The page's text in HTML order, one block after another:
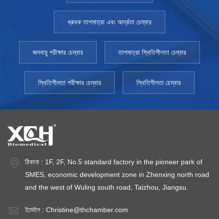
এবং নমুনাগুলি সংরক্ষণ বা ঠান্ডা করার জন্য আদর্শ। কিভাবে একটি মেডিকেল
সঞ্চয় করতে যাচ্ছেন তার জন্য আদর্শ তাপমাত্রা পরিসীমা বুঝুন। বিভিন্ন নমুনা,
ভ্যাকসিন এবং সরঞ্জামের জন্য বিভিন্ন তাপমাত্রা প্রয়োজন। সম্ভাব্য তাপমাত্রার
পার্থক্য যত কম হবে, রেফ্রিজারেটরের তাপমাত্রা নিয়ন্ত্রণ তত বেশি স্থিতিশীল হবে।
স্টোরেজ ডিজাইন তাপমাত্রা নিয়ন্ত্রিত মেডিসিন স্টোরেজ রেফ্রিজারেটরের জন্য
নমুনাগুলি সংরক্ষণ করেন তবে আপনার বড় পাত্রে সংরক্ষণ করার চেয়ে আলাদা ডিজাইনের
তাপমাত্রা মনিটর একটি মেডিকেল রেফ্রিজারেটরের সবচেয়ে গুরুত্বপূর্ণ জিনিসগুলির
সময়ে সঠিক হতে হবে। থার্মোমিটারের অভ্যন্তরীণ তাপমাত্রা প্রদর্শন করা উচিত,
শুধুমাত্র কর্মীদের দ্বারা সেট করা তাপমাত্রা নয়। থার্মোমিটারটি সঠিকভাবে ক্রমাঙ্কিত
হয়েছে তা নিশ্চিত করুন। তাপমাত্রার রিডিং রেকর্ড করার জন্য আপনার
রেফ্রিজারেটরের সাথে সামঞ্জস্যপূর্ণ একটি ডেটা লগারও প্রয়োজন। এইভাবে, আপনাকে
তাপমাত্রা রেকর্ড করার জন্য কর্মীদের উপর নির্ভর করতে হবে না। XCH বায়োমেডিকাল
উচ্চ-মানের চিকিৎসা সরঞ্জামের একটি বিশ্বস্ত প্রস্তুতকারক। আমরা পরীক্ষাগার,
উত্পাদন করি। আমাদের মেডিকেল-গ্রেড সরঞ্জাম CDC এবং FDA সুপারিশ মেনে
ধ্রুবক তাপমাত্রা এবং আর্দ্রতা চেম্বার
জলবায়ু পরীক্ষার চেম্বার তাপমাত্রা স্থিতিশীলতা চেম্বার
স্থিতিশীলতা পরীক্ষার চেম্বার স্থিতিশীলতা চেম্বার
ঠিকানা : 1F, 2F, No.5 standard factory in the pioneer park of
SMES, economic development zone in Zhenxing north road
and the west of Wuling south road, Taizhou, Jiangsu.
ইমেইল : Christine@thchamber.com